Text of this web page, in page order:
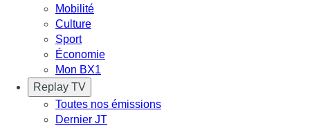
Mobilité
Culture
Sport
Économie
Mon BX1
Replay TV
Toutes nos émissions
Dernier JT